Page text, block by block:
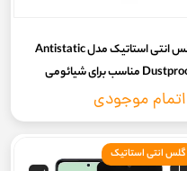
گلس انتی استاتیک مدل Antistatic
Dustproof مناسب برای شیائومی
Redmi note 11
اتمام موجودی
گلس انتی استاتیک